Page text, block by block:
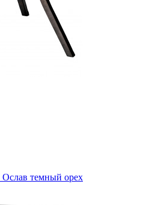
темный орех